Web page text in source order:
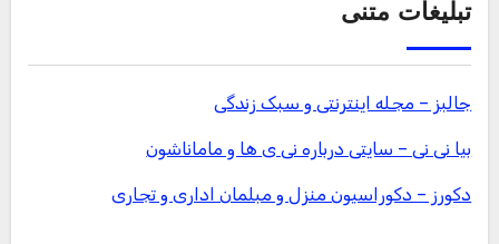
تبلیغات متنی
جالبز – مجله اینترنتی و سبک زندگی
بیا نی نی – سایتی درباره نی ی ها و ماماناشون
دکورز – دکوراسیون منزل و مبلمان اداری و تجاری